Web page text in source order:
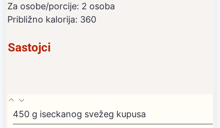
Za osobe/porcije: 2 osoba
Približno kalorija: 360
Sastojci
450 g iseckanog svežeg kupusa